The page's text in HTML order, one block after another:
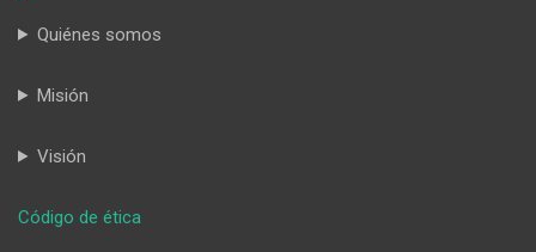
Quiénes somos
Misión
Visión
Código de ética